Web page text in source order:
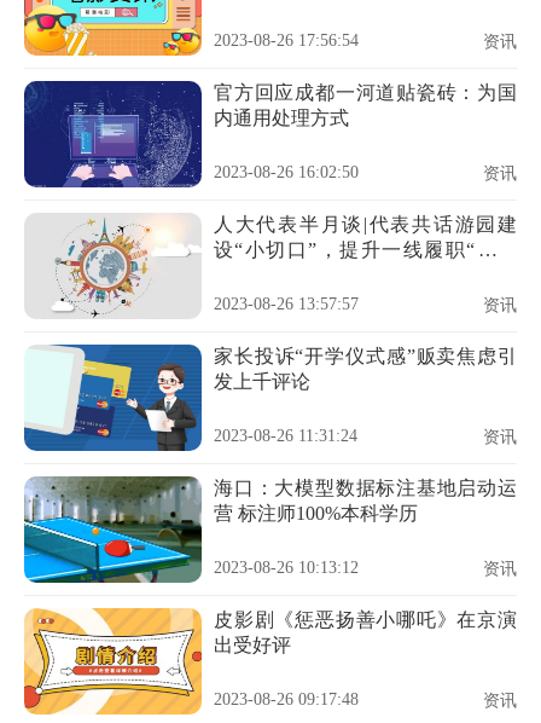
2023-08-26 17:56:54 资讯
官方回应成都一河道贴瓷砖：为国
内通用处理方式
2023-08-26 16:02:50 资讯
人大代表半月谈|代表共话游园建
设“小切口”，提升一线履职“大服
2023-08-26 13:57:57 资讯
家长投诉“开学仪式感”贩卖焦虑引
发上千评论
2023-08-26 11:31:24 资讯
海口：大模型数据标注基地启动运
营 标注师100%本科学历
2023-08-26 10:13:12 资讯
皮影剧《惩恶扬善小哪吒》在京演
出受好评
2023-08-26 09:17:48 资讯